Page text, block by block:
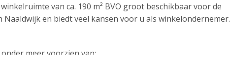
van ca. 190 m² BVO groot beschikbaar voor de
en biedt veel kansen voor u als winkelondernemer.
meer voorzien van: